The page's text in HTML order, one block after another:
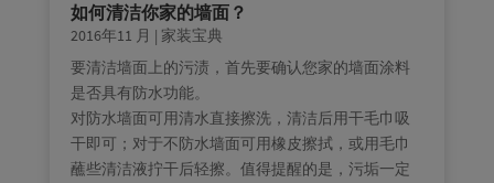
如何清洁你家的墙面？
2016年11 月 | 家装宝典
要清洁墙面上的污渍，首先要确认您家的墙面涂料
是否具有防水功能。
对防水墙面可用清水直接擦洗，清洁后用干毛巾吸
干即可；对于不防水墙面可用橡皮擦拭，或用毛巾
蘸些清洁液拧干后轻擦。值得提醒的是，污垢一定